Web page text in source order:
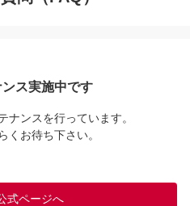
ス実施中です
ナンスを行っています。
くお待ち下さい。
式ページへ